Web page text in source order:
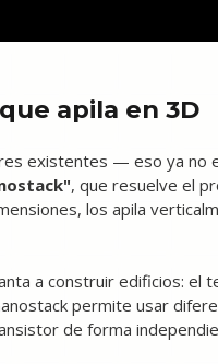
apila en 3D
existentes — eso ya no
, que resuelve el
los apila
a construir edificios: el
permite usar
de forma